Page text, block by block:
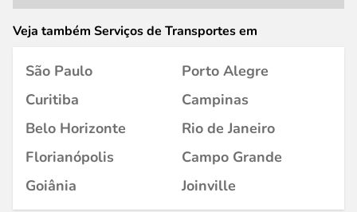
Veja também Serviços de Transportes em
São Paulo
Porto Alegre
Curitiba
Campinas
Belo Horizonte
Rio de Janeiro
Florianópolis
Campo Grande
Goiânia
Joinville